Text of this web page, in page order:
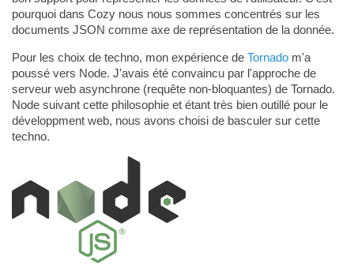
pourquoi dans Cozy nous nous sommes concentrés sur les
documents JSON comme axe de représentation de la donnée.
Pour les choix de techno, mon expérience de Tornadom'a
poussé vers Node. J'avais été convaincu par l'approche de
serveur web asynchrone (requête non-bloquantes) de Tornado.
Node suivant cette philosophie et étant très bien outillé pour le
développment web, nous avons choisi de basculer sur cette
techno.